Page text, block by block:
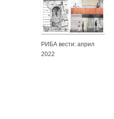
РИБА вести: април
2022